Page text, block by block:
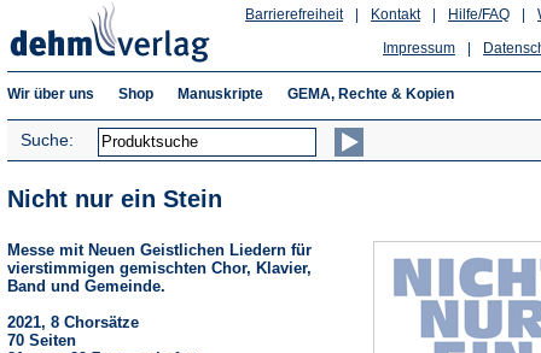
Hilfe/FAQ
Kontakt
Barrierefreiheit
Impressum
Wir über uns Shop Manuskripte GEMA, Rechte & Kopien
Suche:
Nicht nur ein Stein
Messe mit Neuen Geistlichen Liedern für
vierstimmigen gemischten Chor, Klavier,
Band und Gemeinde.
2021, 8 Chorsätze
70 Seiten